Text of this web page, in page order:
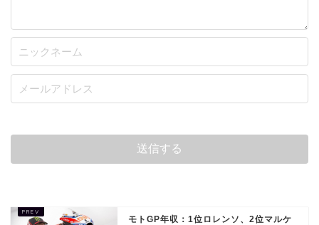
モトGP年収：1位ロレンソ、2位マルケ